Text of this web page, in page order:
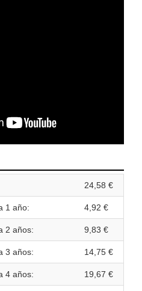
24,58 €
1 año: 4,92 €
2 años: 9,83 €
3 años: 14,75 €
4 años: 19,67 €